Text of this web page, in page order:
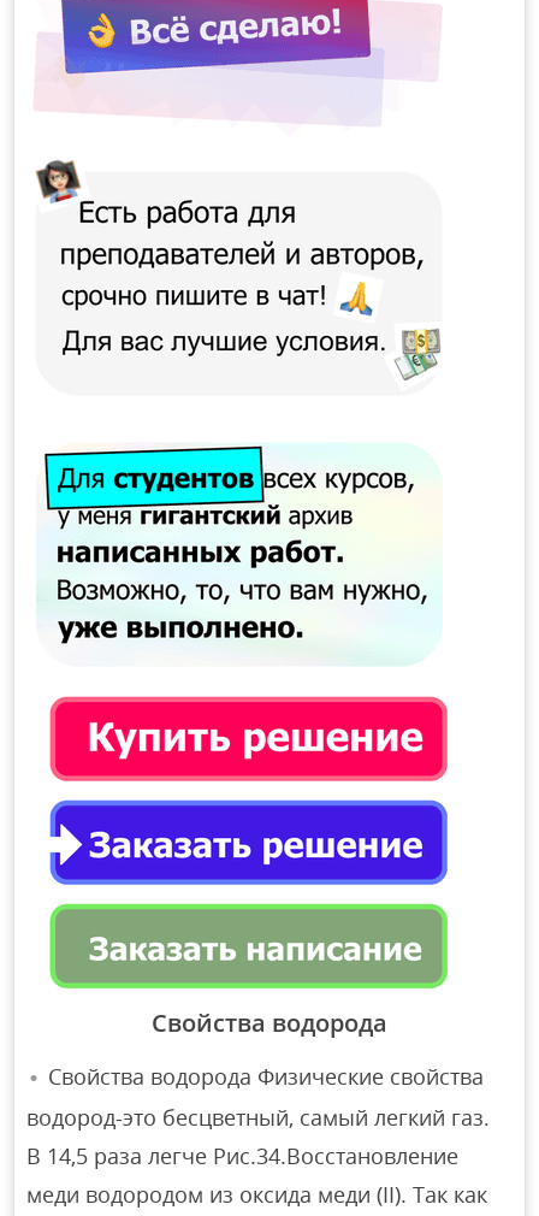
Свойства водорода
Свойства водорода Физические свойства
водород-это бесцветный, самый легкий газ.
В 14,5 раза легче Рис.34.Восстановление
меди водородом из оксида меди (II). Так как